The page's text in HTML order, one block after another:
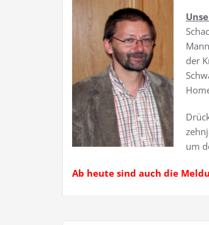
der
um
Ab heute sind auch die